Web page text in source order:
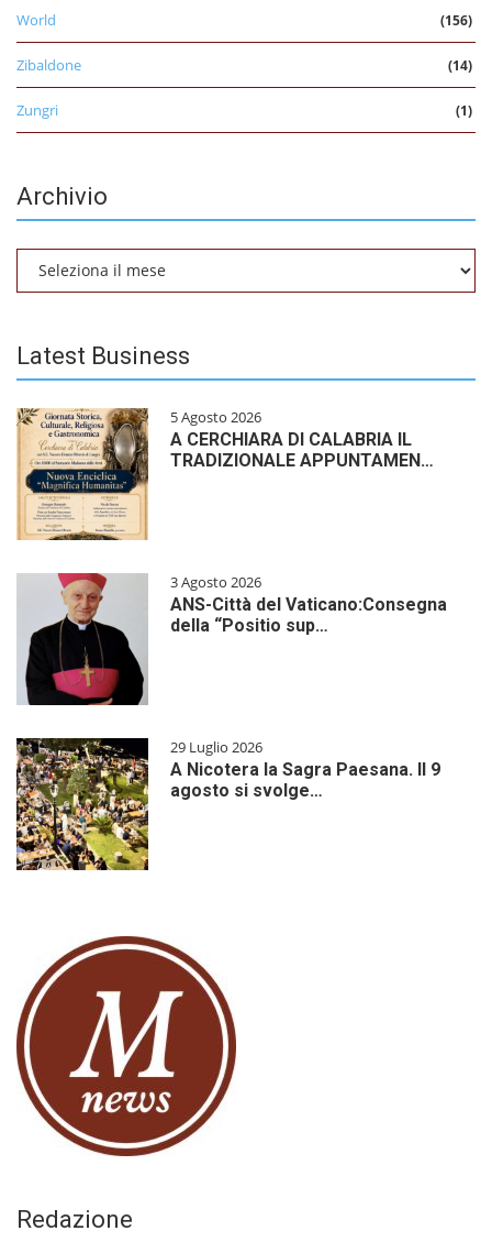
World (156)
Zibaldone (14)
Zungri (1)
Archivio
Archivio
Latest Business
5 Agosto 2026
A CERCHIARA DI CALABRIA IL
TRADIZIONALE APPUNTAMEN…
3 Agosto 2026
ANS-Città del Vaticano:Consegna
della “Positio sup…
29 Luglio 2026
A Nicotera la Sagra Paesana. Il 9
agosto si svolge…
Redazione